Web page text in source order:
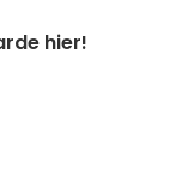
hier!